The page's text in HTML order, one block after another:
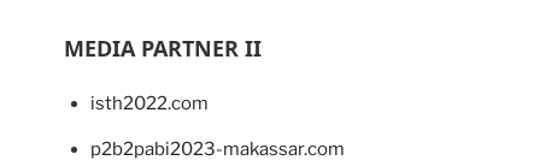
MEDIA PARTNER II
isth2022.com
p2b2pabi2023-makassar.com